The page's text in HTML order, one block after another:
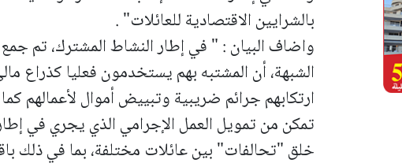
بالشرايين الاقتصادية للعائلات" .
واضاف البيان : " في إطار النشاط المشترك، تم جمع
الشبهة، أن المشتبه بهم يستخدمون فعليا كذراع
ارتكابهم جرائم ضريبية وتبييض أموال لأعمالهم
تمكن من تمويل العمل الإجرامي الذي يجري في إطار
خلق "تحالفات" بين عائلات مختلفة، بما في ذلك